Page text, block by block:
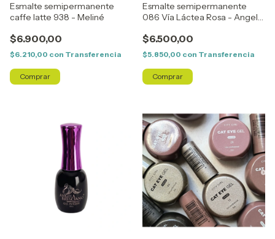
Esmalte semipermanente
caffe latte 938 - Meliné
$6.900,00
$6.210,00 con Transferencia
Esmalte semipermanente
086 Vía Láctea Rosa - Angela
$6.500,00
$5.850,00 con Transferencia